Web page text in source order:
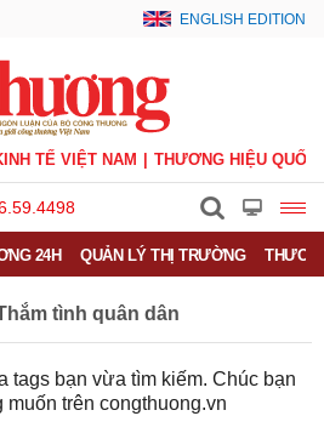
ENGLISH EDITION
TẾ VIỆT NAM THƯƠNG HIỆU QUỐC
24H QUẢN LÝ THỊ TRƯỜNG
tình quân dân
tags bạn vừa tìm kiếm. Chúc bạn
muốn trên congthuong.vn